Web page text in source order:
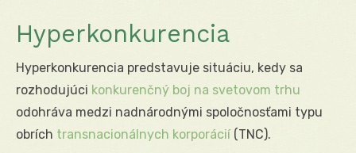
Hyperkonkurencia
Hyperkonkurencia predstavuje situáciu, kedy sa
rozhodujúci konkurenčný boj na svetovom trhu
odohráva medzi nadnárodnými spoločnosťami typu
obrích transnacionálnych korporácií (TNC).